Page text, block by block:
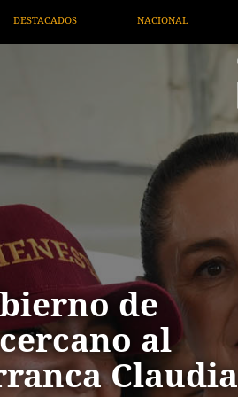
SALUD INTERNACIONAL
de
al
Claudia